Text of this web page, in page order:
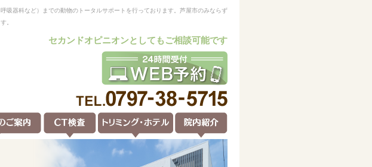
器科など）までの動物のトータルサポートを行っております。芦屋市のみならず
。
セカンドオピニオンとしてもご相談可能です